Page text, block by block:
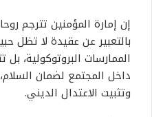
إن إمارة المؤمنين تترجم
بالتعبير عن عقيدة لا تظل
الممارسات
داخل المجتمع لضمان
وتثبيت الاعتدال الديني.